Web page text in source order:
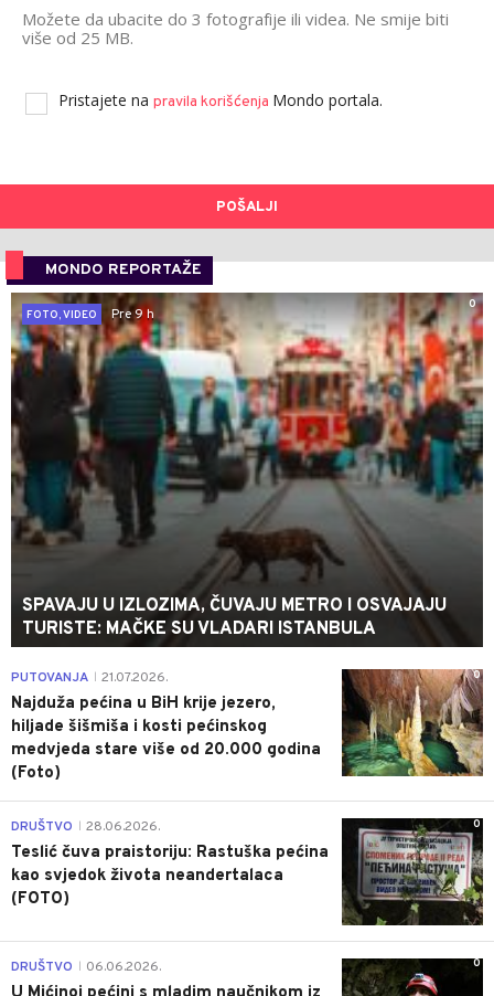
Možete da ubacite do 3 fotografije ili videa. Ne smije biti
više od 25 MB.
Pristajete na pravila korišćenja Mondo portala.
POŠALJI
MONDO REPORTAŽE
0
FOTO, VIDEO
Pre 9 h
SPAVAJU U IZLOZIMA, ČUVAJU METRO I OSVAJAJU
TURISTE: MAČKE SU VLADARI ISTANBULA
0
PUTOVANJA 21.07.2026.
Najduža pećina u BiH krije jezero,
hiljade šišmiša i kosti pećinskog
medvjeda stare više od 20.000 godina
(Foto)
0
DRUŠTVO 28.06.2026.
Teslić čuva praistoriju: Rastuška pećina
kao svjedok života neandertalaca
(FOTO)
0
DRUŠTVO 06.06.2026.